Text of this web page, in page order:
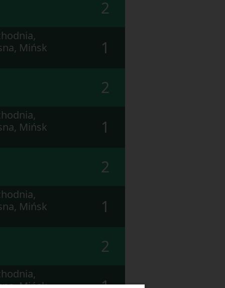
2
Mińsk
1
2
Mińsk
1
2
Mińsk
1
2